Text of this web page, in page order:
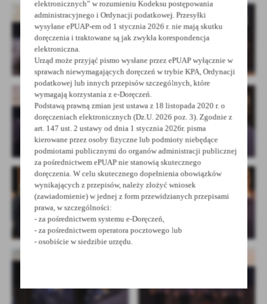
elektronicznych” w rozumieniu Kodeksu postępowania
administracyjnego i Ordynacji podatkowej. Przesyłki
wysyłane ePUAP-em od 1 stycznia 2026 r. nie mają skutku
doręczenia i traktowane są jak zwykła korespondencja
elektroniczna.
Urząd może przyjąć pismo wysłane przez ePUAP wyłącznie w
sprawach niewymagających doręczeń w trybie KPA, Ordynacji
podatkowej lub innych przepisów szczególnych, które
wymagają korzystania z e-Doręczeń.
Podstawą prawną zmian jest ustawa z 18 listopada 2020 r. o
doręczeniach elektronicznych (Dz.U. 2026 poz. 3). Zgodnie z
art. 147 ust. 2 ustawy od dnia 1 stycznia 2026r. pisma
kierowane przez osoby fizyczne lub podmioty niebędące
podmiotami publicznymi do organów administracji publicznej
za pośrednictwem ePUAP nie stanowią skutecznego
doręczenia. W celu skutecznego dopełnienia obowiązków
wynikających z przepisów, należy złożyć wniosek
(zawiadomienie) w jednej z form przewidzianych przepisami
prawa, w szczególności:
- za pośrednictwem systemu e-Doręczeń,
- za pośrednictwem operatora pocztowego lub
- osobiście w siedzibie urzędu.